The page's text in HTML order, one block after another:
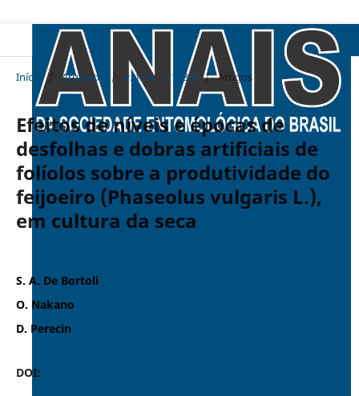
Início / Arquivos / v. 12 n. 1 (1983) / Artigos
Efeitos de níveis e épocas de
desfolhas e dobras artificiais de
folíolos sobre a produtividade do
feijoeiro (Phaseolus vulgaris L.),
em cultura da seca
S. A. De Bortoli
O. Nakano
D. Perecin
DOI: